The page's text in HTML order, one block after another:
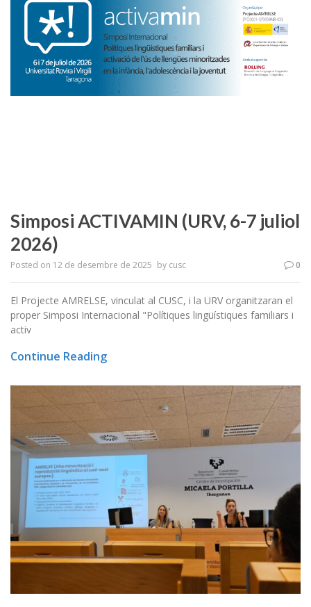
Simposi ACTIVAMIN (URV, 6-7 juliol
2026)
Posted on 12 de desembre de 2025 by cusc 0
El Projecte AMRELSE, vinculat al CUSC, i la URV organitzaran el
proper Simposi Internacional "Polítiques lingüístiques familiars i
activ
Continue Reading